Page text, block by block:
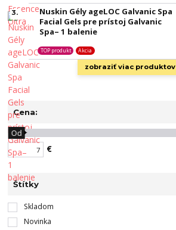
3.
Nuskin Gély ageLOC Galvanic Spa
Facial Gels pre prístoj Galvanic
Spa– 1 balenie
TOP produkt Akcia
zobraziť viac produktov
Cena:
€
Od
Štítky
Skladom
Novinka